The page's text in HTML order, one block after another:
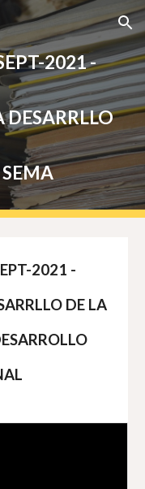
Skip to navigation
2021 -
2021 -
DE LA